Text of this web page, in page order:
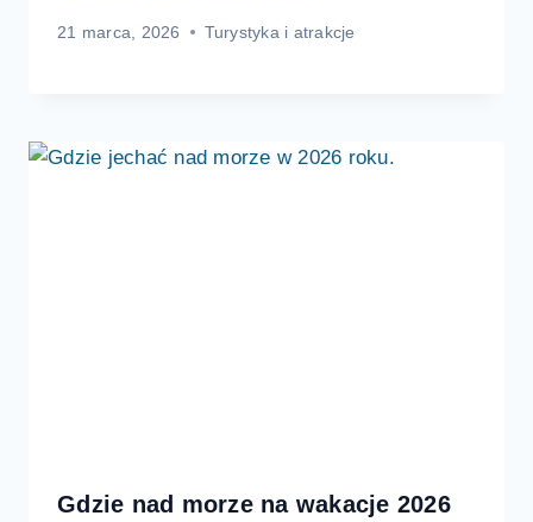
21 marca, 2026 Turystyka i atrakcje
Gdzie nad morze na wakacje 2026